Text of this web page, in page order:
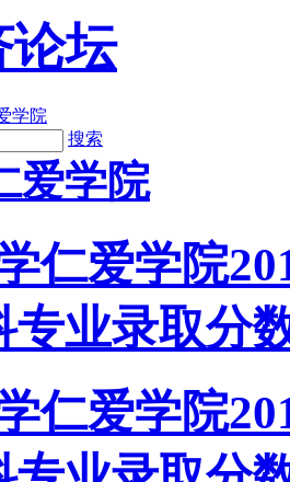
论坛
学院
搜索
爱学院
仁爱学院
专业录取分
仁爱学院